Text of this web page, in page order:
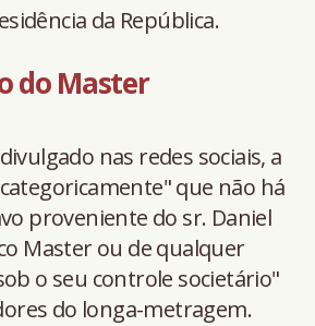
da República.
do Master
nas redes sociais, a
que não há
proveniente do sr. Daniel
Master ou de qualquer
o seu controle societário"
do longa-metragem.